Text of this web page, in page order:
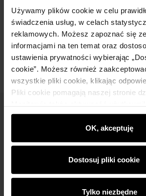
Używamy plików cookie w celu
świadczenia usług, w celach
reklamowych. Możesz zapoznać się
informacjami na ten temat oraz
ustawienia prywatności wybierając
cookie”. Możesz również
wszystkie pliki cookie, klikając
Pliki cookie pomagają naszej stronie
wyświetlać im dopasowane do ich
rekomendacje oraz komunikaty
najnowszych promocjach w e-sklepie.
partnerom społecznościowym,
analitycznym. Partnerzy mogą
OK, akceptuję
Dostosuj pliki cookie
Tylko niezbędne
Skład
Opinie
Newsletter
Bądź na bieżąco z nowościami i
Zapisz się